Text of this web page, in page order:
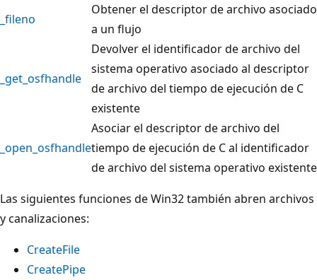
_fileno
Obtener el descriptor de archivo asociado
a un flujo
_get_osfhandle
Devolver el identificador de archivo del
sistema operativo asociado al descriptor
de archivo del tiempo de ejecución de C
existente
_open_osfhandle
Asociar el descriptor de archivo del
tiempo de ejecución de C al identificador
de archivo del sistema operativo existente
Las siguientes funciones de Win32 también abren archivos
y canalizaciones:
CreateFile
CreatePipe